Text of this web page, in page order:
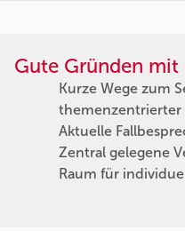
Gute Gründen
Kurze Wege zum
themenzentrierter
Aktuelle
Zentral gelegene
Raum für